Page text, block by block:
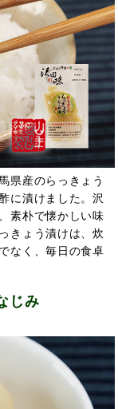
県産のらっきょう
に漬けました。沢
素朴で懐かしい味
きょう漬けは、炊
なく、毎日の食卓
じみ